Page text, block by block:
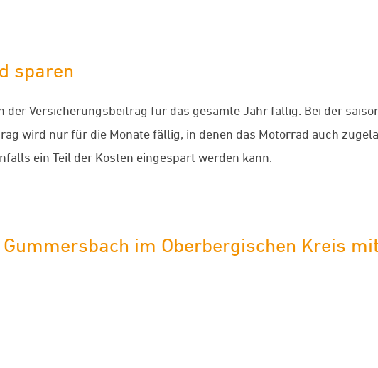
sparen
Versicherungsbeitrag für das gesamte Jahr fällig. Bei der
wird nur für die Monate fällig, in denen das Motorrad auch
ein Teil der Kosten eingespart werden kann.
im Oberbergischen Kreis